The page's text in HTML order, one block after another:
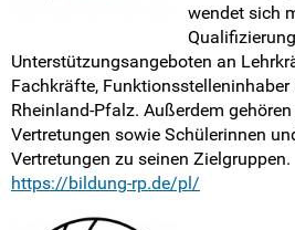
wendet sich
Unterstützungsangeboten an
Fachkräfte,
Rheinland-Pfalz. Außerdem
Vertretungen sowie Schülerinnen
Vertretungen zu seinen Zielgruppen.
https://bildung-rp.de/pl/